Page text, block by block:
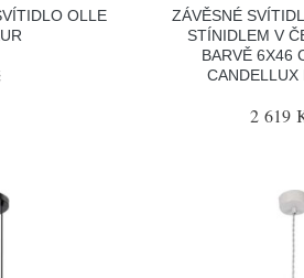
OLLE
ZÁVĚSNÉ
STÍNIDLEM V
BARVĚ 6X46
CANDELLUX
2 619